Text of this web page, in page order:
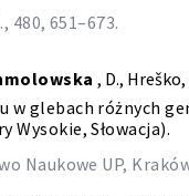
480, 651–673.
, D., Hreško,
w glebach różnych
Wysokie, Słowacja).
Naukowe UP,